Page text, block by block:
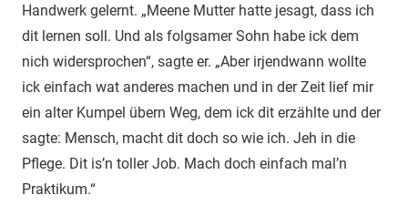
Handwerk gelernt. „Meene Mutter hatte jesagt, dass ich
dit lernen soll. Und als folgsamer Sohn habe ick dem
nich widersprochen“, sagte er. „Aber irjendwann wollte
ick einfach wat anderes machen und in der Zeit lief mir
ein alter Kumpel übern Weg, dem ick dit erzählte und der
sagte: Mensch, macht dit doch so wie ich. Jeh in die
Pflege. Dit is’n toller Job. Mach doch einfach mal’n
Praktikum.“